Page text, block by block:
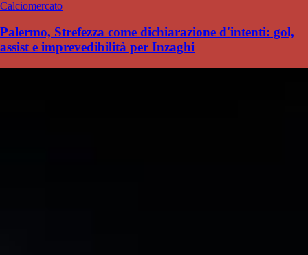
Calciomercato
Palermo, Strefezza come dichiarazione d'intenti: gol,
assist e imprevedibilità per Inzaghi